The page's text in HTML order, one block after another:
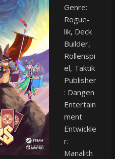
Genre:
Rogue-
lik, Deck
Builder,
Rollenspi
el, Taktik
Publisher
: Dangen
Entertain
ment
Entwickle
r:
Manalith